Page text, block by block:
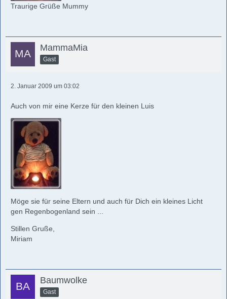
Traurige Grüße Mummy
MammaMia
Gast
2. Januar 2009 um 03:02
Auch von mir eine Kerze für den kleinen Luis
Möge sie für seine Eltern und auch für Dich ein kleines Licht
gen Regenbogenland sein ...
Stillen Gruße,
Miriam
Baumwolke
Gast